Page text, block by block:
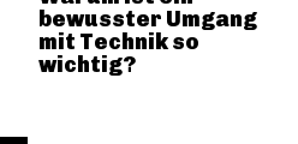
bewusster Umgang
mit Technik so
wichtig?